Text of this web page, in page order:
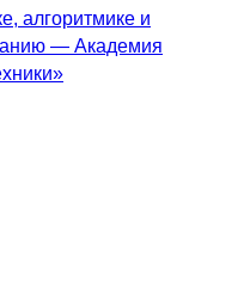
алгоритмике и
— Академия